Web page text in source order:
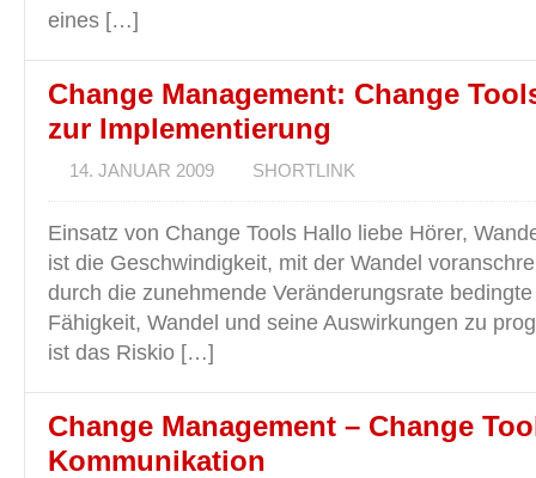
eines […]
Change Management: Change
zur Implementierung
14. JANUAR 2009 SHORTLINK
Einsatz von Change Tools Hallo liebe Hörer,
ist die Geschwindigkeit, mit der Wandel
durch die zunehmende Veränderungsrate
Fähigkeit, Wandel und seine Auswirkungen zu
ist das Riskio […]
Change Management – Change
Kommunikation